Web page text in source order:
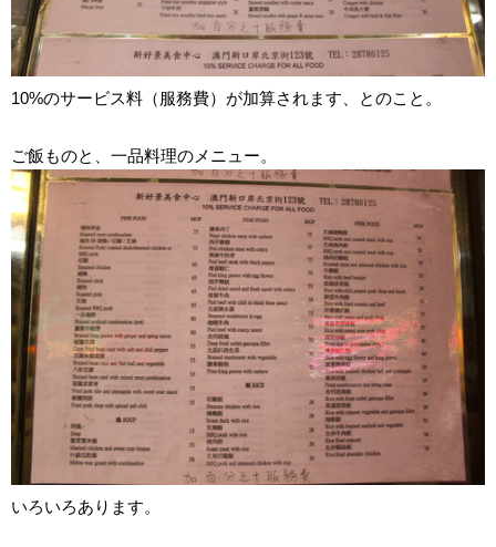
10%のサービス料（服務費）が加算されます、とのこと。
ご飯ものと、一品料理のメニュー。
いろいろあります。